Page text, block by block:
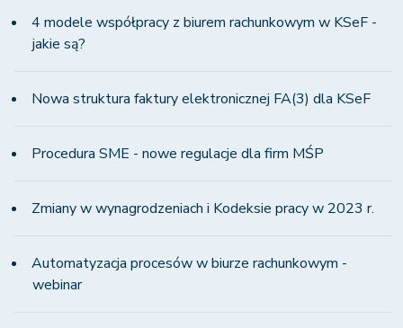
4 modele współpracy z biurem rachunkowym w KSeF -
jakie są?
Nowa struktura faktury elektronicznej FA(3) dla KSeF
Procedura SME - nowe regulacje dla firm MŚP
Zmiany w wynagrodzeniach i Kodeksie pracy w 2023 r.
Automatyzacja procesów w biurze rachunkowym -
webinar